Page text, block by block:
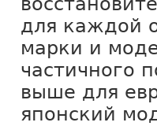
для каждой
марки и
частичного
выше для
японский